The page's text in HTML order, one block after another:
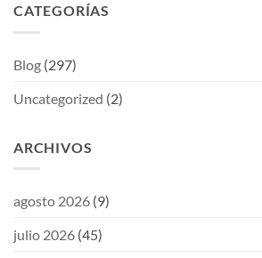
CATEGORÍAS
Blog (297)
Uncategorized (2)
ARCHIVOS
agosto 2026 (9)
julio 2026 (45)